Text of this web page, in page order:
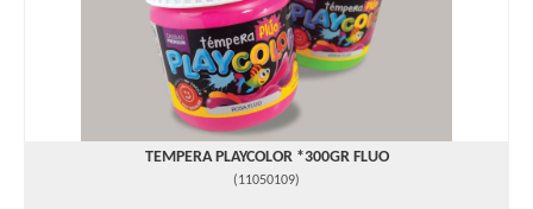
TEMPERA PLAYCOLOR *300GR FLUO
(11050109)